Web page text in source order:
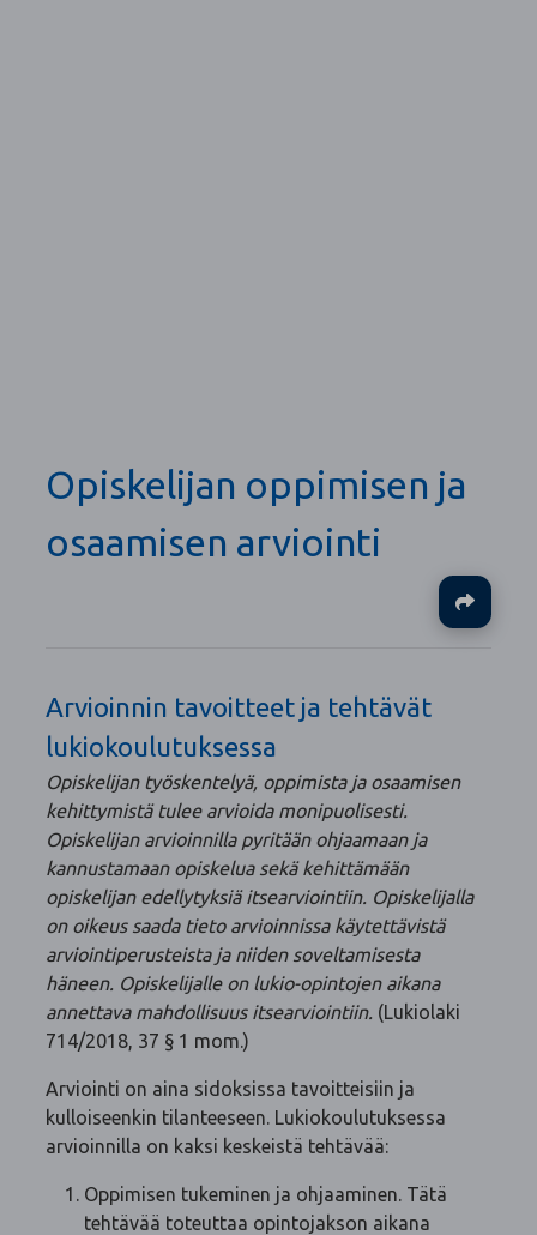
Opiskelijan oppimisen ja
osaamisen arviointi
Arvioinnin tavoitteet ja tehtävät
lukiokoulutuksessa
Opiskelijan työskentelyä, oppimista ja osaamisen
kehittymistä tulee arvioida monipuolisesti.
Opiskelijan arvioinnilla pyritään ohjaamaan ja
kannustamaan opiskelua sekä kehittämään
opiskelijan edellytyksiä itsearviointiin. Opiskelijalla
on oikeus saada tieto arvioinnissa käytettävistä
arviointiperusteista ja niiden soveltamisesta
häneen. Opiskelijalle on lukio-opintojen aikana
annettava mahdollisuus itsearviointiin. (Lukiolaki
714/2018, 37 § 1 mom.)
Arviointi on aina sidoksissa tavoitteisiin ja
kulloiseenkin tilanteeseen. Lukiokoulutuksessa
arvioinnilla on kaksi keskeistä tehtävää:
Oppimisen tukeminen ja ohjaaminen. Tätä
tehtävää toteuttaa opintojakson aikana